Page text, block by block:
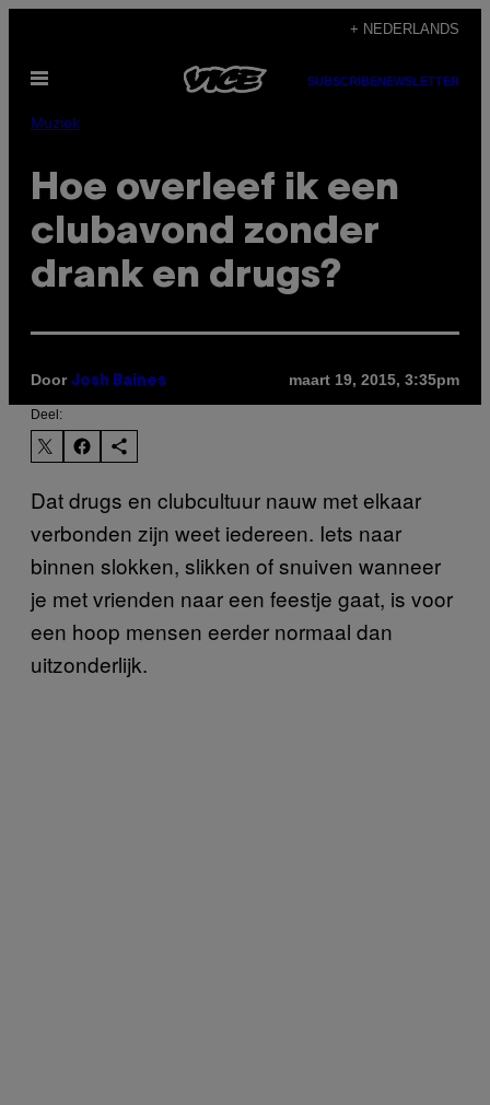
de
inhoud
+ NEDERLANDS
Open
SUBSCRIBENEWSLETTER
Muziek
Hoe overleef ik een
clubavond zonder
drank en drugs?
Door Josh Baines maart 19, 2015, 3:35pm
Deel:
Dat drugs en clubcultuur nauw met elkaar
verbonden zijn weet iedereen. Iets naar
binnen slokken, slikken of snuiven wanneer
je met vrienden naar een feestje gaat, is voor
een hoop mensen eerder normaal dan
uitzonderlijk.